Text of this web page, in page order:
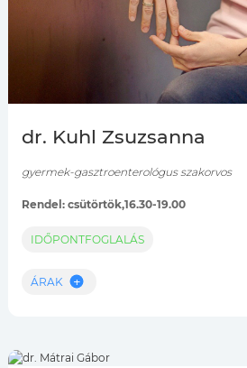
dr. Kuhl Zsuzsanna
gyermek-gasztroenterológus szakorvos
Rendel: csütörtök,16.30-19.00
IDŐPONTFOGLALÁS
ÁRAK